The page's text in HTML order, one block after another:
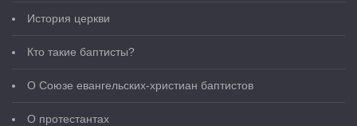
История церкви
Кто такие баптисты?
О Cоюзе евангельских-христиан баптистов
О протестантах